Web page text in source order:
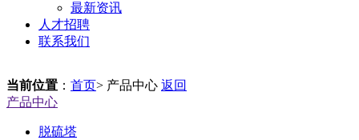
最新资讯
人才招聘
联系我们
当前位置 ： 首页> 产品中心 返回
产品中心
脱硫塔